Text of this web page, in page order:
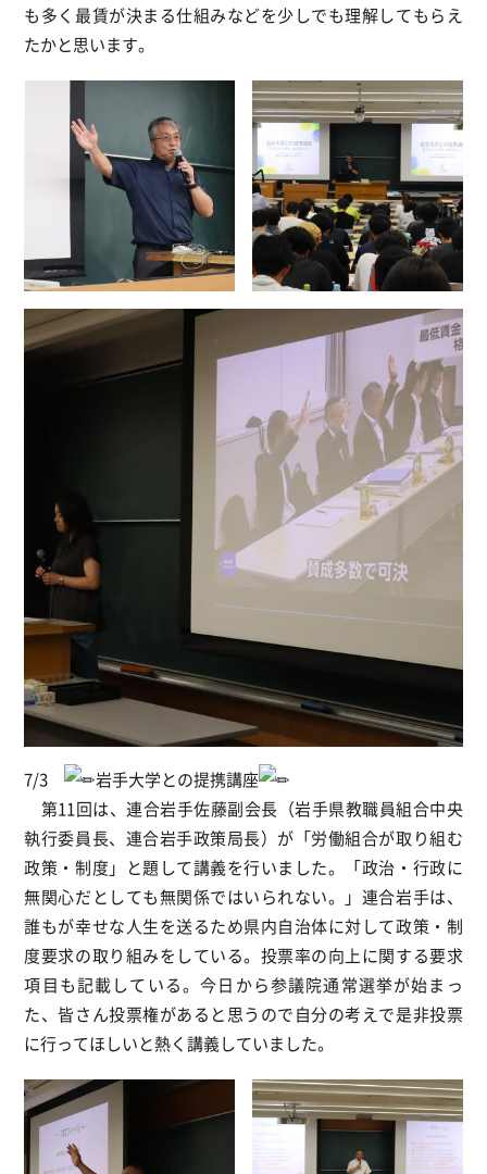
も多く最賃が決まる仕組みなどを少しでも理解してもらえ
たかと思います。
7/3
岩手大学との提携講座
第11回は、連合岩手佐藤副会長（岩手県教職員組合中央
執行委員長、連合岩手政策局長）が「労働組合が取り組む
政策・制度」と題して講義を行いました。「政治・行政に
無関心だとしても無関係ではいられない。」連合岩手は、
誰もが幸せな人生を送るため県内自治体に対して政策・制
度要求の取り組みをしている。投票率の向上に関する要求
項目も記載している。今日から参議院通常選挙が始まっ
た、皆さん投票権があると思うので自分の考えで是非投票
に行ってほしいと熱く講義していました。